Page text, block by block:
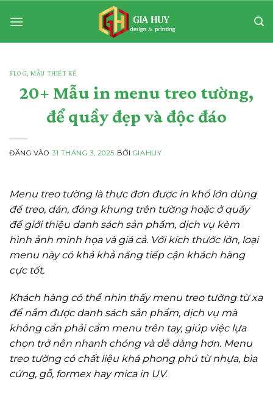
qua
BLOG ,MẪU THIẾT KẾ
20+ Mẫu in menu treo tường,
để quầy đẹp và độc đáo
ĐĂNG VÀO31 THÁNG 3, 2025 BỞI GIAHUY
Menu treo tường là thực đơn được in khổ lớn dùng
để treo, dán, đóng khung trên tường hoặc ở quầy
để giới thiệu danh sách sản phẩm, dịch vụ kèm
hình ảnh minh họa và giá cả. Với kích thước lớn, loại
menu này có khả khả năng tiếp cận khách hàng
cực tốt.
Khách hàng có thể nhìn thấy menu treo tường từ xa
để nắm được danh sách sản phẩm, dịch vụ mà
không cần phải cầm menu trên tay, giúp việc lựa
chọn trở nên nhanh chóng và dễ dàng hơn. Menu
treo tường có chất liệu khá phong phú từ nhựa, bìa
cứng, gỗ, formex hay mica in UV.